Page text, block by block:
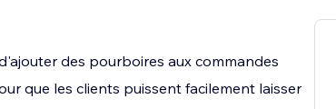
des pourboires aux commandes
que les clients puissent facilement laisser